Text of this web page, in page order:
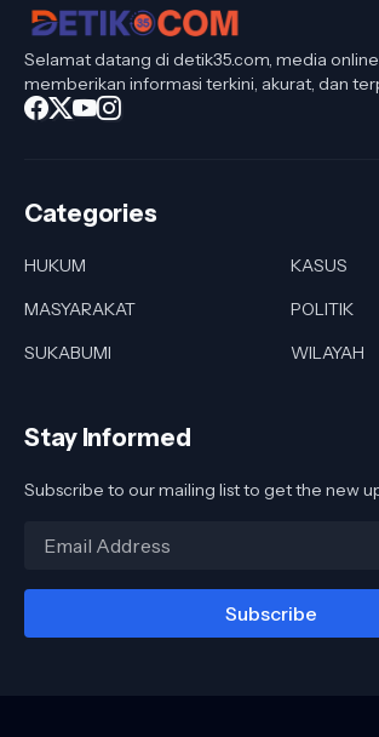
Selamat datang di detik35.com, media
memberikan informasi terkini, akurat, dan
Categories
HUKUM
KASUS
MASYARAKAT
POLITIK
SUKABUMI
WILAYAH
Stay Informed
Subscribe to our mailing list to get the new